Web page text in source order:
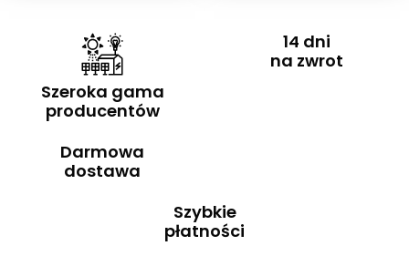
Szeroka gama
producentów
14 dni
na zwrot
Darmowa
dostawa
Szybkie
płatności